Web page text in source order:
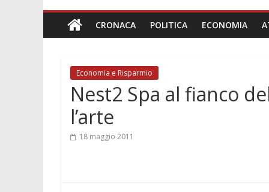
CRONACA POLITICA ECONOMIA
Economia e Risparmio
Nest2 Spa al fianco
l’arte
18 maggio 2011